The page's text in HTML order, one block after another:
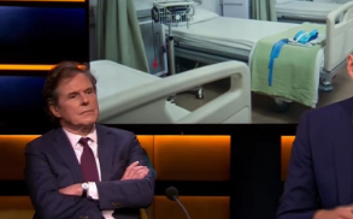
Menu
Home
9 sept: GenAI-training
12 nov: MarketingLive!
Adverteren